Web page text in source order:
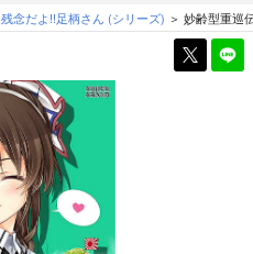
残念だよ!!足柄さん (シリーズ) 妙齢型重巡